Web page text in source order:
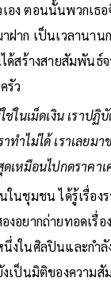
อง ตอนนั้นพวกเธอ
ฝาก เป็นเวลานาน
ด้สร้างสายสัมพันธ์
รัว
ช่ในเม็ดเงิน เราป
ทำไม่ได้ เราเลยม
เหมือนไปกดราคาเ
นชุมชน ได้รู้เรื่อง
งอยากถ่ายทอดเรื่
งในศิลปินและกำ
งเป็นมิติของความ